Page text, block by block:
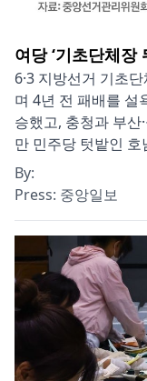
여당 ‘기초단체장
6·3 지방선거 기초
며 4년 전 패배를 설
승했고, 충청과 부산
만 민주당 텃밭인
By:
Press: 중앙일보